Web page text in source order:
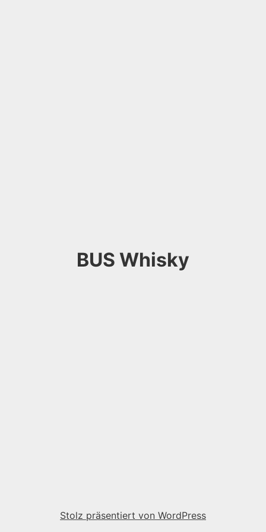
BUS Whisky
Stolz präsentiert von WordPress